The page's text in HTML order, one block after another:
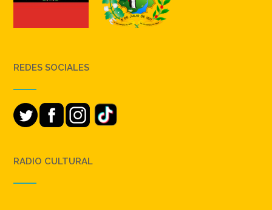
REDES SOCIALES
RADIO CULTURAL